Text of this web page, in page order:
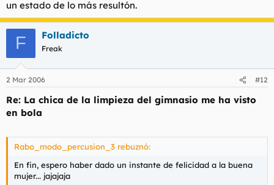
un estado de lo más resultón.
F Folladicto
Freak
2 Mar 2006 #12
Re: La chica de la limpieza del gimnasio me ha visto
en bola
Rabo_modo_percusion_3 rebuznó:
En fin, espero haber dado un instante de felicidad a la buena
mujer... jajajaja